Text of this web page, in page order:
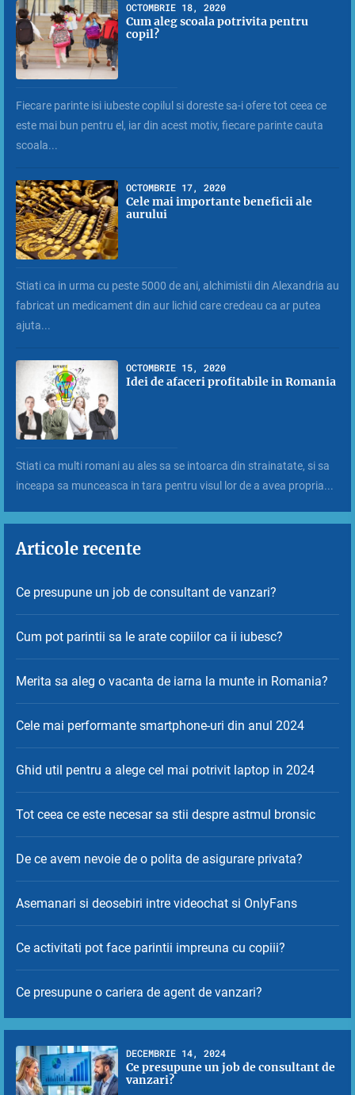
OCTOMBRIE 18, 2020
Cum aleg scoala potrivita pentru
copil?
Fiecare parinte isi iubeste copilul si doreste sa-i ofere tot ceea ce
este mai bun pentru el, iar din acest motiv, fiecare parinte cauta
scoala...
OCTOMBRIE 17, 2020
Cele mai importante beneficii ale
aurului
Stiati ca in urma cu peste 5000 de ani, alchimistii din Alexandria au
fabricat un medicament din aur lichid care credeau ca ar putea
ajuta...
OCTOMBRIE 15, 2020
Idei de afaceri profitabile in Romania
Stiati ca multi romani au ales sa se intoarca din strainatate, si sa
inceapa sa munceasca in tara pentru visul lor de a avea propria...
Articole recente
Ce presupune un job de consultant de vanzari?
Cum pot parintii sa le arate copiilor ca ii iubesc?
Merita sa aleg o vacanta de iarna la munte in Romania?
Cele mai performante smartphone-uri din anul 2024
Ghid util pentru a alege cel mai potrivit laptop in 2024
Tot ceea ce este necesar sa stii despre astmul bronsic
De ce avem nevoie de o polita de asigurare privata?
Asemanari si deosebiri intre videochat si OnlyFans
Ce activitati pot face parintii impreuna cu copiii?
Ce presupune o cariera de agent de vanzari?
DECEMBRIE 14, 2024
Ce presupune un job de consultant de
vanzari?